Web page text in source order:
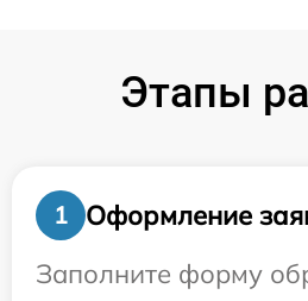
Этапы
1
Оформление
Заполните форму